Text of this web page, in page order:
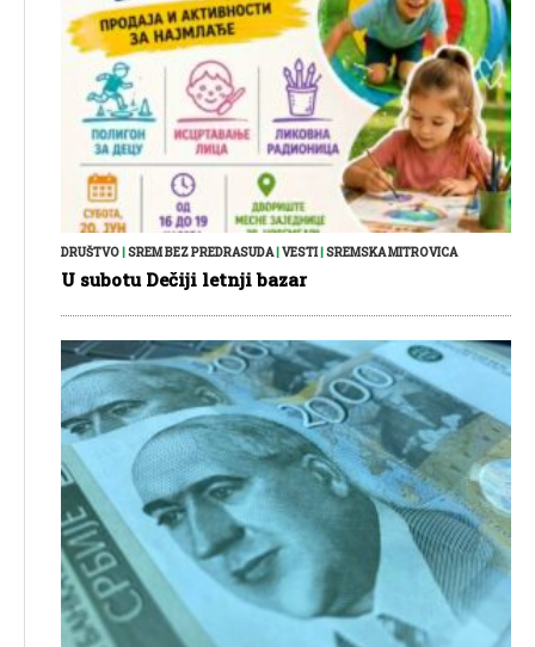
DRUŠTVO SREM BEZ PREDRASUDA| VESTI| SREMSKA MITROVICA
U subotu Dečiji letnji bazar